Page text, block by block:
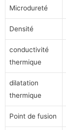
Microdureté
Densité
conductivité
thermique
dilatation
thermique
Point de fusion